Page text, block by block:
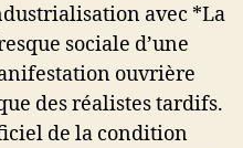
avec *La
sociale d’une
ouvrière
des réalistes tardifs.
de la condition